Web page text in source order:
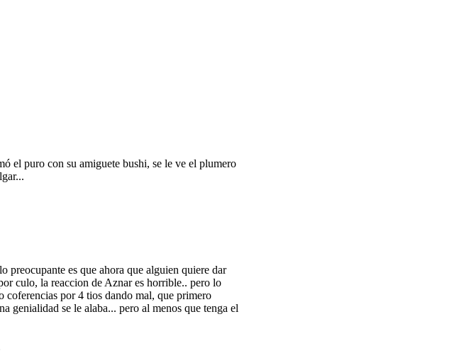
el puro con su amiguete bushi, se le ve el plumero
preocupante es que ahora que alguien quiere dar
culo, la reaccion de Aznar es horrible.. pero lo
coferencias por 4 tios dando mal, que primero
genialidad se le alaba... pero al menos que tenga el